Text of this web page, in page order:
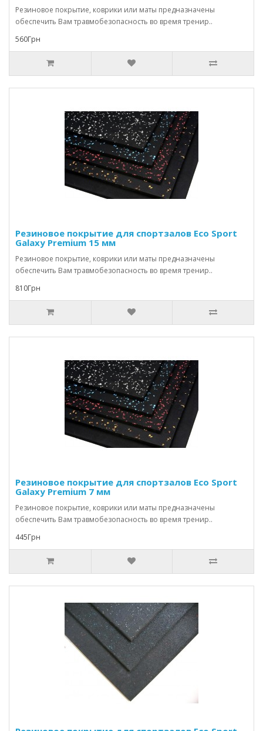
Резиновое покрытие, коврики или маты предназначены
обеспечить Вам травмобезопасность во время тренир..
560Грн
Резиновое покрытие для спортзалов Eco Sport
Galaxy Premium 15 мм
Резиновое покрытие, коврики или маты предназначены
обеспечить Вам травмобезопасность во время тренир..
810Грн
Резиновое покрытие для спортзалов Eco Sport
Galaxy Premium 7 мм
Резиновое покрытие, коврики или маты предназначены
обеспечить Вам травмобезопасность во время тренир..
445Грн